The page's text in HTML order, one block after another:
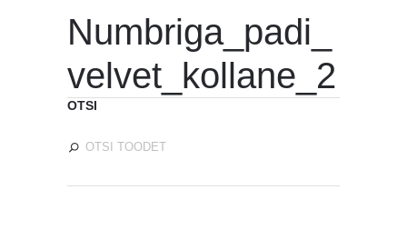
Numbriga_padi_
velvet_kollane_2
OTSI